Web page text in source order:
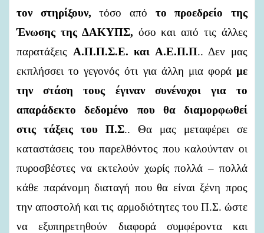
τον στηρίξουν,τόσο από το προεδρείο της
Ένωσης της ΔΑΚΥΠΣ, όσο και από τις άλλες
παρατάξεις Α.Π.Π.Σ.Ε. και Α.Ε.Π.Π.. Δεν μας
εκπλήσσει το γεγονός ότι για άλλη μια φορά με
την στάση τους έγιναν συνένοχοι για το
απαράδεκτο
δεδομένο που θα διαμορφωθεί
στις τάξεις του Π.Σ.. Θα μας μεταφέρει σε
καταστάσεις του παρελθόντος που καλούνταν οι
πυροσβέστες να εκτελούν χωρίς πολλά – πολλά
κάθε παράνομη διαταγή που θα είναι ξένη προς
την αποστολή και τις αρμοδιότητες του Π.Σ. ώστε
να εξυπηρετηθούν διαφορά συμφέροντα και